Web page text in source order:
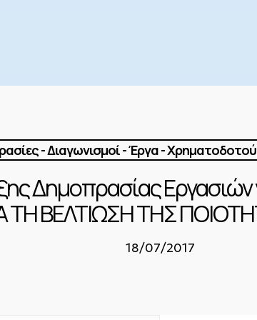
- Διαγωνισμοί - Έργα -
Δημοπρασίας Εργασιών
ΤΗ ΒΕΛΤΙΩΣΗ ΤΗΣ
18/07/2017